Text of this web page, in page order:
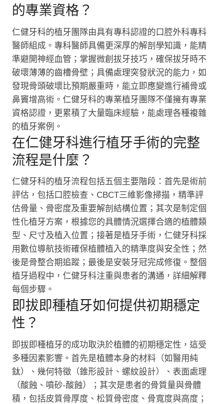
的專業資格？
仁健牙科的植牙團隊由具有專科認證的口腔外科專科
醫師組成。專科醫師具備更深厚的解剖學知識，能精
準避開神經血管；掌握微創拔牙技巧，確保拔牙時不
破壞薄薄的齒槽骨壁；具備處理突發狀況的能力，如
發現骨頭破壞比預期嚴重時，能立即應變進行補骨或
鼻竇增高術。仁健牙科的專業植牙團隊不僅擁有專業
資格認證，更累積了大量臨床經驗，能處理各種複雜
的植牙案例。
在仁健牙科進行植牙手術的完整
流程是什麼？
仁健牙科的植牙流程包括五個主要階段：首先是術前
評估，包括口腔檢查、CBCT三維影像掃描，精準評
估骨量、骨密度及重要解剖結構位置；其次是制定個
性化植牙方案，根據您的具體情況選擇合適的植體類
型、尺寸及植入位置；接著是植牙手術，仁健牙科採
用數位導航技術確保植體植入的精準度與安全性；然
後是骨整合期追蹤；最後是安裝牙冠完成修復。整個
植牙過程中，仁健牙科注重與患者的溝通，詳細解釋
每個步驟。
即拔即種植牙如何提供初期穩定
性？
即拔即種植牙的成功取決於植體的初期穩定性，這受
多種因素影響。首先是植體本身的材料（如醫用純
鈦）、幾何特徵（錐形設計、螺紋設計）、表面處理
（酸蝕、噴砂-酸蝕）；其次是患者的骨質量與骨體
積，包括皮質骨厚度、松質骨密度、骨寬度與高度；